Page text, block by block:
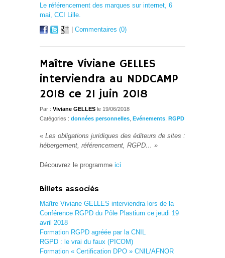
Le référencement des marques sur internet, 6
mai, CCI Lille.
Commentaires (0)
Maître Viviane GELLES
interviendra au NDDCAMP
2018 ce 21 juin 2018
Par : Viviane GELLES le 19/06/2018
Catégories : données personnelles Evénements RGPD
« Les obligations juridiques des éditeurs de sites :
hébergement, référencement, RGPD… »
Découvrez le programme ici
Billets associés
Maître Viviane GELLES interviendra lors de la
Conférence RGPD du Pôle Plastium ce jeudi 19
avril 2018
Formation RGPD agréée par la CNIL
RGPD : le vrai du faux (PICOM)
Formation « Certification DPO » CNIL/AFNOR